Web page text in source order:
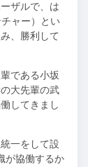
ザルで、は
ャー）とい
、勝利して
である小坂
大先輩の武
してきまし
一をして設
が協働するか